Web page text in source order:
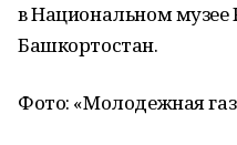
в Национальном музее
Башкортостан.
Фото: «Молодежная